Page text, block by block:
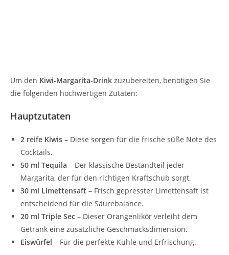
Um den Kiwi-Margarita-Drink zuzubereiten, benötigen Sie
die folgenden hochwertigen Zutaten:
Hauptzutaten
2 reife Kiwis – Diese sorgen für die frische süße Note des
Cocktails.
50 ml Tequila – Der klassische Bestandteil jeder
Margarita, der für den richtigen Kraftschub sorgt.
30 ml Limettensaft – Frisch gepresster Limettensaft ist
entscheidend für die Säurebalance.
20 ml Triple Sec – Dieser Orangenlikör verleiht dem
Getränk eine zusätzliche Geschmacksdimension.
Eiswürfel – Für die perfekte Kühle und Erfrischung.